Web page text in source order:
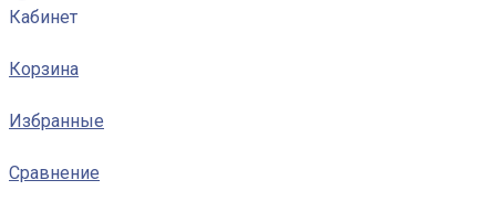
Кабинет
Корзина
Избранные
Сравнение